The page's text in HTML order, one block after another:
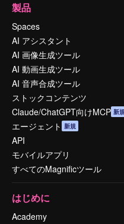
製品
Spaces
AI アシスタント
AI 画像生成ツール
AI 動画生成ツール
AI 音声合成ツール
ストックコンテンツ
Claude/ChatGPT向けMCP 新
エージェント 新規
API
モバイルアプリ
すべてのMagnificツール
はじめに
Academy